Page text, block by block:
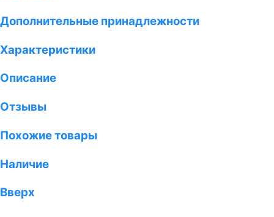
Дополнительные принадлежности
Характеристики
Описание
Отзывы
Похожие товары
Наличие
Вверх